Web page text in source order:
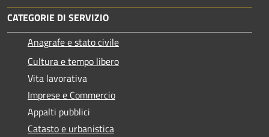
CATEGORIE DI SERVIZIO
Anagrafe e stato civile
Cultura e tempo libero
Vita lavorativa
Imprese e Commercio
Appalti pubblici
Catasto e urbanistica